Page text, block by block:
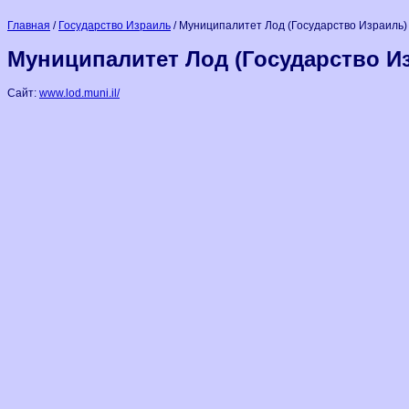
Главная / Государство Израиль / Муниципалитет Лод (Государство Израиль)
Муниципалитет Лод (Государство
Сайт: www.lod.muni.il/